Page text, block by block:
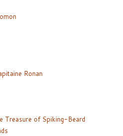
Ronan
Treasure of Spiking-Beard